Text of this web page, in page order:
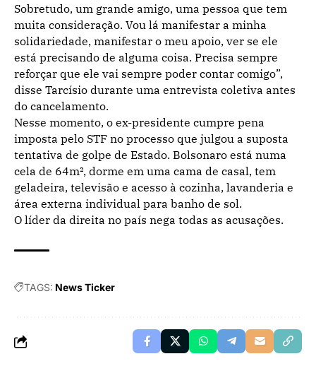
Sobretudo, um grande amigo, uma pessoa que tem
muita consideração. Vou lá manifestar a minha
solidariedade, manifestar o meu apoio, ver se ele
está precisando de alguma coisa. Precisa sempre
reforçar que ele vai sempre poder contar comigo”,
disse Tarcísio durante uma entrevista coletiva antes
do cancelamento.
Nesse momento, o ex-presidente cumpre pena
imposta pelo STF no processo que julgou a suposta
tentativa de golpe de Estado. Bolsonaro está numa
cela de 64m², dorme em uma cama de casal, tem
geladeira, televisão e acesso à cozinha, lavanderia e
área externa individual para banho de sol.
O líder da direita no país nega todas as acusações.
TAGS: News Ticker